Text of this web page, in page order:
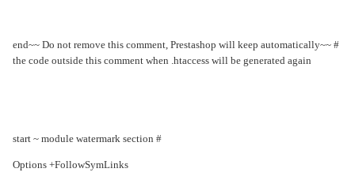
# ~~end~~ Do not remove this comment, Prestashop will keep automatically
the code outside this comment when .htaccess will be generated again
# start ~ module watermark section
Options +FollowSymLinks